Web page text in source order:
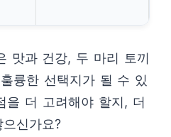
맛과 건강, 두 마리 토끼
륭한 선택지가 될 수 있
을 더 고려해야 할지, 더
신가요?